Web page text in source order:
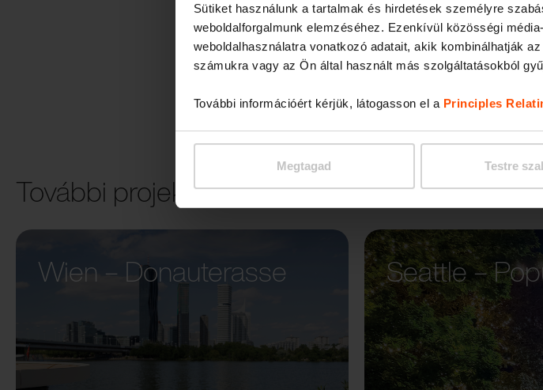
Sütiket használunk a tartalmak és hirdetések személyre
weboldalforgalmunk elemzéséhez. Ezenkívül közösségi
weboldalhasználatra vonatkozó adatait, akik kombinálhatják
számukra vagy az Ön által használt más szolgáltatásokból
További információért kérjük, látogasson el a Principles
Megtagad Testre
További projektek
Wien – Donauterasse
Seattle –